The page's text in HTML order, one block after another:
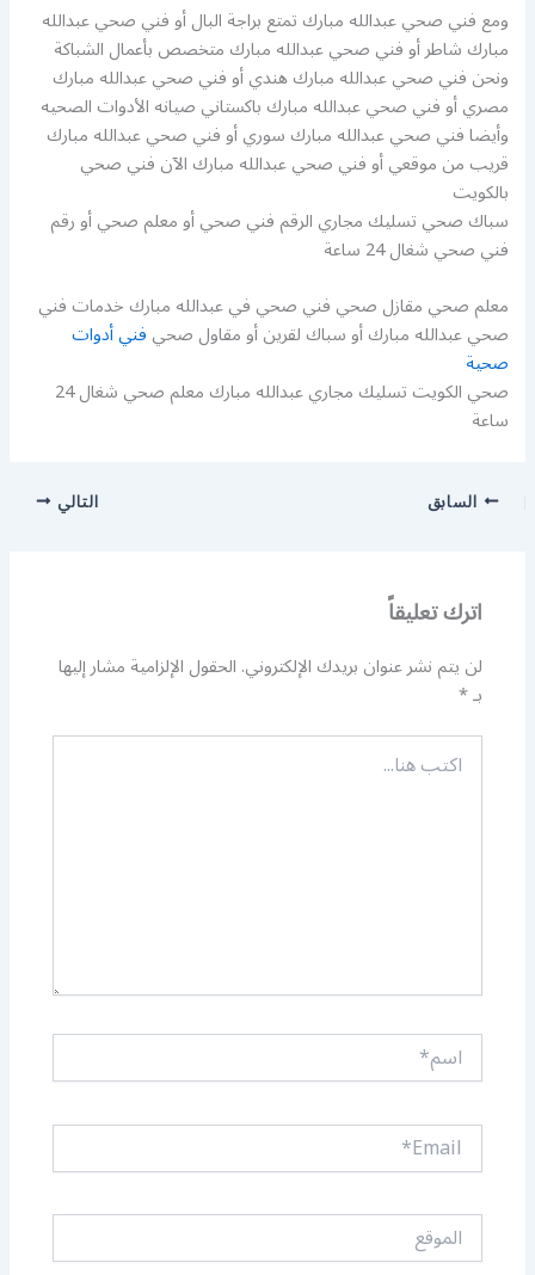
ومع فني صحي عبدالله مبارك تمتع براجة البال أو فني صحي عبدالله
مبارك شاطر أو فني صحي عبدالله مبارك متخصص بأعمال الشباكة
ونحن فني صحي عبدالله مبارك هندي أو فني صحي عبدالله مبارك
مصري أو فني صحي عبدالله مبارك باكستاني صيانه الأدوات الصحيه
وأيضا فني صحي عبدالله مبارك سوري أو فني صحي عبدالله مبارك
قريب من موقعي أو فني صحي عبدالله مبارك الآن فني صحي
بالكويت
سباك صحي تسليك مجاري الرقم فني صحي أو معلم صحي أو رقم
فني صحي شغال 24 ساعة
معلم صحي مقازل صحي فني صحي في عبدالله مبارك خدمات فني
صحي عبدالله مبارك أو سباك لقرين أو مقاول صحيفني أدوات
صحية
صحي الكويت تسليك مجاري عبدالله مبارك معلم صحي شغال 24
ساعة
السابق التالي
اترك تعليقاً
لن يتم نشر عنوان بريدك الإلكتروني.الحقول الإلزامية مشار إليها
بـ*
اكتب
هنا...
اسم*
Email*
الموقع